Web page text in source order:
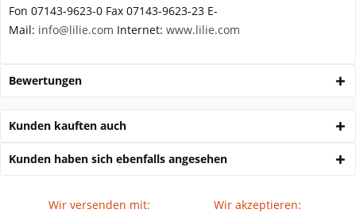
Fon 07143-9623-0 Fax 07143-9623-23 E-
Mail: info@lilie.com Internet: www.lilie.com
Bewertungen
Kunden kauften auch
Kunden haben sich ebenfalls angesehen
Wir versenden mit: Wir akzeptieren: